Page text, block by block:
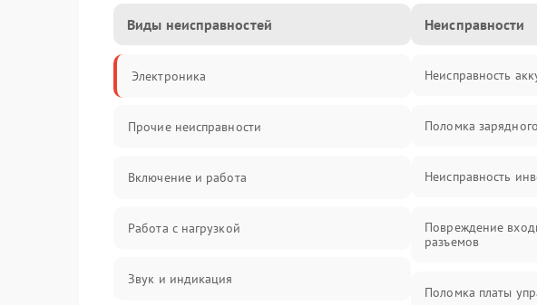
Виды неисправностей
Электроника
Прочие неисправности
Включение и работа
Работа с нагрузкой
Звук и индикация
Неисправности
Неисправность
Поломка
Неисправность
Повреждение
разъемов
Поломка платы